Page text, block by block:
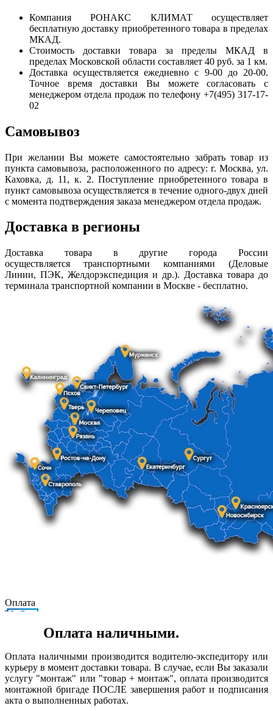
Компания РОНАКС КЛИМАТ осуществляет
бесплатную доставку приобретенного товара в пределах
МКАД.
Стоимость доставки товара за пределы МКАД в
пределах Московской области составляет 40 руб. за 1 км.
Доставка осуществляется ежедневно с 9-00 до 20-00.
Точное время доставки Вы можете согласовать с
менеджером отдела продаж по телефону +7(495) 317-17-
02
Самовывоз
При желании Вы можете самостоятельно забрать товар из
пункта самовывоза, расположенного по адресу: г. Москва, ул.
Каховка, д. 11, к. 2. Поступление приобретенного товара в
пункт самовывоза осуществляется в течение одного-двух дней
с момента подтверждения заказа менеджером отдела продаж.
Доставка в регионы
Доставка товара в другие города России
осуществляется транспортными компаниями (Деловые
Линии, ПЭК, Желдорэкспедиция и др.). Доставка товара до
терминала транспортной компании в Москве - бесплатно.
Оплата
Оплата наличными.
Оплата наличными производится водителю-экспедитору или
курьеру в момент доставки товара. В случае, если Вы заказали
услугу "монтаж" или "товар + монтаж", оплата производится
монтажной бригаде ПОСЛЕ завершения работ и подписания
акта о выполненных работах.